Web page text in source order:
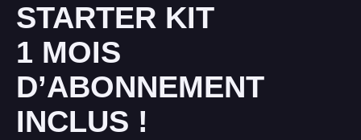
STARTER KIT
1 MOIS
D’ABONNEMENT
INCLUS !